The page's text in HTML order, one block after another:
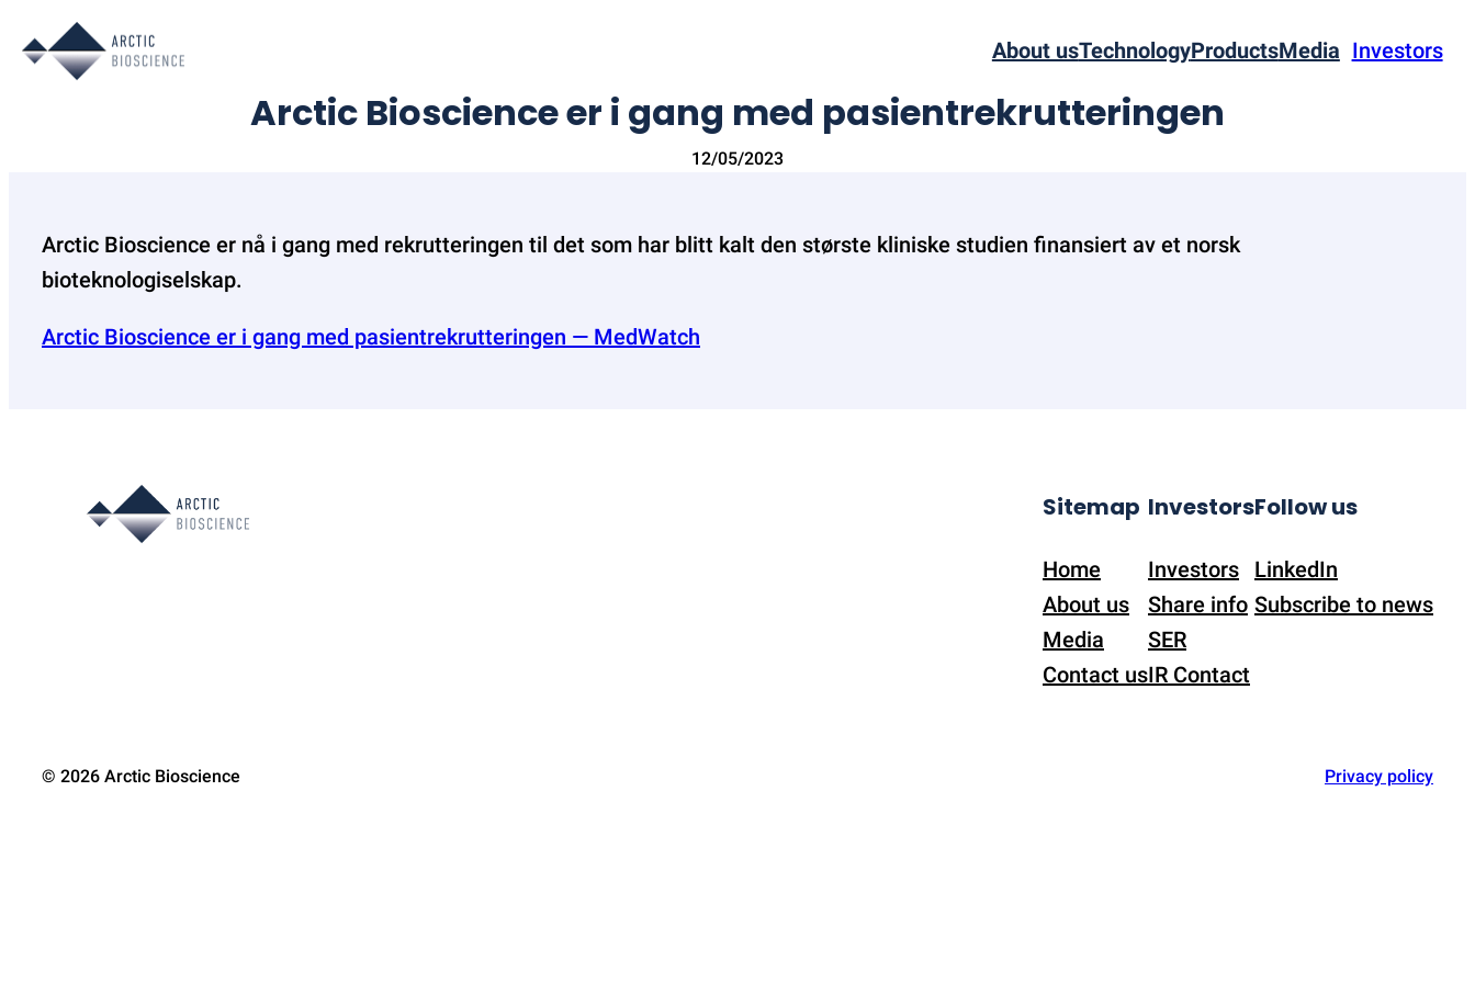
to
About usTechnologyProductsMedia Investors
Arctic Bioscience er i gang med pasientrekrutteringen
12/05/2023
Arctic Bioscience er nå i gang med rekrutteringen til det som har blitt kalt den største kliniske studien finansiert av et norsk
bioteknologiselskap.
Arctic Bioscience er i gang med pasientrekrutteringen — MedWatch
Sitemap
Home
About us
Media
Contact us
Investors
Investors
Share info
SER
IR Contact
Follow us
LinkedIn
Subscribe to news
© 2026 Arctic Bioscience Privacy policy